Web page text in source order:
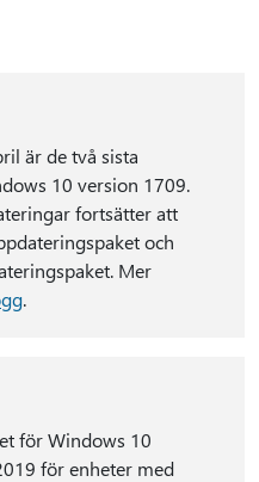
är de två sista
10 version 1709.
fortsätter att
och
Mer
.
för Windows 10
för enheter med